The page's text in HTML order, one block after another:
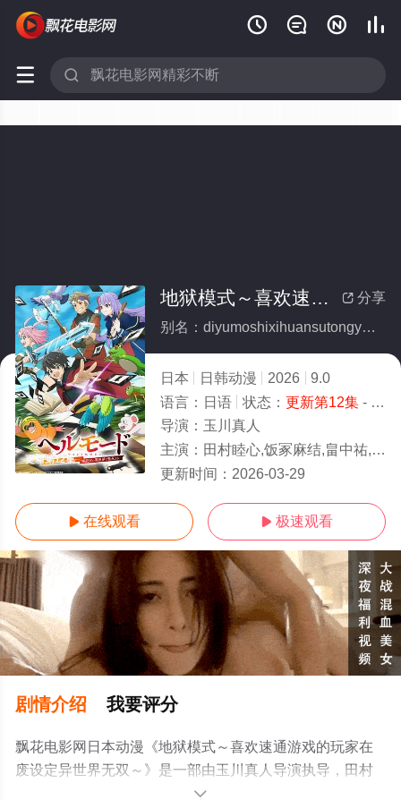
   
 
更新第12集
 分享
地狱模式～喜欢速通游戏的玩家在废设定异世界无双～
别名：diyumoshixihuansutongyouxidewanjiazaifeishedingyishijiewushuang
日本 日韩动漫 2026
9.0
语言： 日语 状态： 更新第12集- 免费在线观看
导演： 玉川真人
主演： 田村睦心,饭冢麻结,畠中祐,千本木彩花,石川英郎,大原沙耶香,小市真琴,杉田智和,千叶翔也,三宅麻理惠
更新时间： 2026-03-29
 在线观看  极速观看
剧情介绍 我要评分
飘花电影网日本动漫《地狱模式～喜欢速通游戏的玩家在
废设定异世界无双～》是一部由玉川真人导演执导，田村
睦心,饭冢麻结,畠中祐,千本木彩花,石川英郎,大原沙耶香,小
